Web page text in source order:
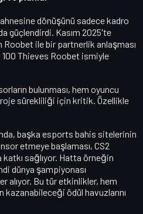
dönüşünü sadece kadro
güçlendirdi. Kasım 2025'te
Roobet ile bir partnerlik anlaşması
100 Thieves Roobet ismiyle
bulunması, hem oyuncu
sürekliliği için kritik. Özellikle
başka esports bahis sitelerinin
etmeye başlaması, CS2
sağlıyor. Hatta örneğin
dünya şampiyonası
alıyor. Bu tür etkinlikler, hem
kazanabileceği ödül havuzlarını